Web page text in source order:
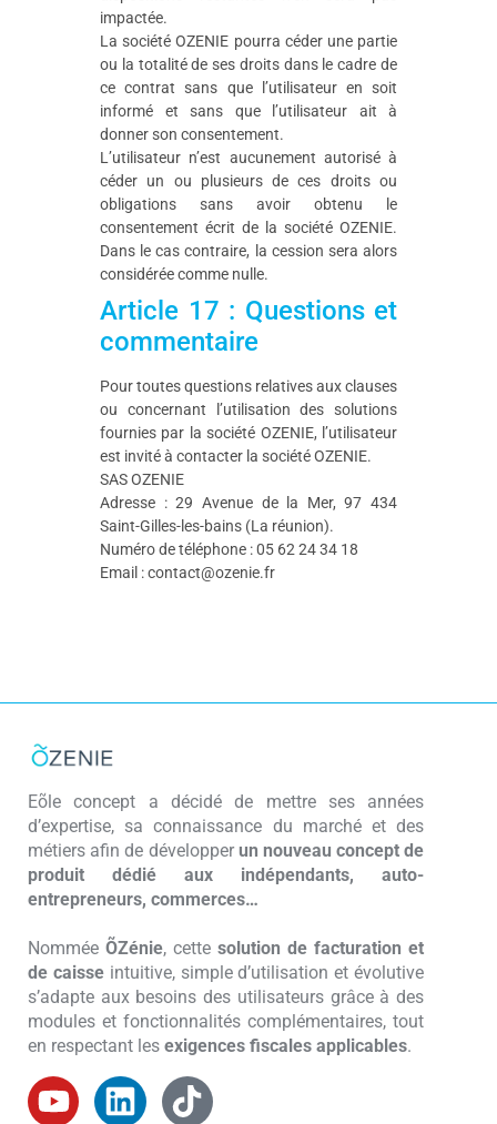
impactée.
La société OZENIE pourra céder une partie
ou la totalité de ses droits dans le cadre de
ce contrat sans que l’utilisateur en soit
informé et sans que l’utilisateur ait à
donner son consentement.
L’utilisateur n’est aucunement autorisé à
céder un ou plusieurs de ces droits ou
obligations sans avoir obtenu le
consentement écrit de la société OZENIE.
Dans le cas contraire, la cession sera alors
considérée comme nulle.
Article 17 : Questions et
commentaire
Pour toutes questions relatives aux clauses
ou concernant l’utilisation des solutions
fournies par la société OZENIE, l’utilisateur
est invité à contacter la société OZENIE.
SAS OZENIE
Adresse : 29 Avenue de la Mer, 97 434
Saint-Gilles-les-bains (La réunion).
Numéro de téléphone : 05 62 24 34 18
Email : contact@ozenie.fr
Eõle concept a décidé de mettre ses années
d’expertise, sa connaissance du marché et des
métiers afin de développer un nouveau concept de
produit dédié aux indépendants, auto-
entrepreneurs, commerces…
NomméeÕZénie, cettesolution de facturation et
de caisseintuitive, simple d’utilisation et évolutive
s’adapte aux besoins des utilisateurs grâce à des
modules et fonctionnalités complémentaires, tout
en respectant les exigences fiscales applicables.